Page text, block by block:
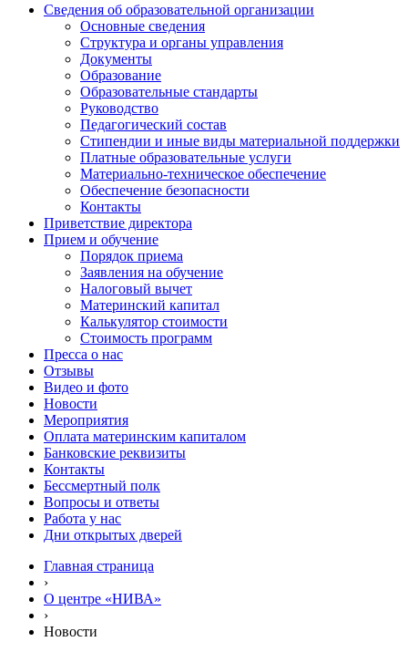
Сведения об образовательной организации
Основные сведения
Структура и органы управления
Документы
Образование
Образовательные стандарты
Руководство
Педагогический состав
Стипендии и иные виды материальной поддержки
Платные образовательные услуги
Материально-техническое обеспечение
Обеспечение безопасности
Контакты
Приветствие директора
Прием и обучение
Порядок приема
Заявления на обучение
Налоговый вычет
Материнский капитал
Калькулятор стоимости
Стоимость программ
Пресса о нас
Отзывы
Видео и фото
Новости
Мероприятия
Оплата материнским капиталом
Банковские реквизиты
Контакты
Бессмертный полк
Вопросы и ответы
Работа у нас
Дни открытых дверей
Главная страница
›
О центре «НИВА»
›
Новости